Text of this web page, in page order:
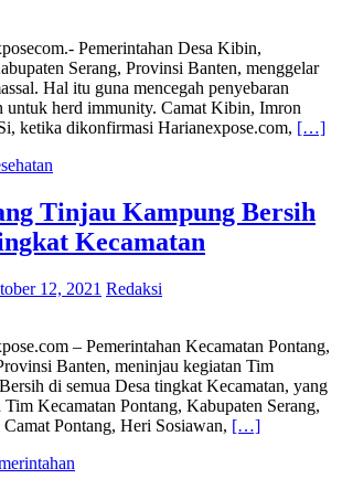
Pemerintahan Desa Kibin,
Serang, Provinsi Banten, menggelar
Hal itu guna mencegah penyebaran
untuk herd immunity. Camat Kibin, Imron
ketika dikonfirmasi Harianexpose.com, […]
Tinjau Kampung Bersih
Kecamatan
12, 2021 Redaksi
– Pemerintahan Kecamatan Pontang,
Banten, meninjau kegiatan Tim
di semua Desa tingkat Kecamatan, yang
Kecamatan Pontang, Kabupaten Serang,
Pontang, Heri Sosiawan, […]